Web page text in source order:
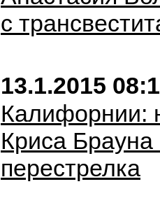
с
13.1.2015
Калифорнии:
Криса
перестрелка